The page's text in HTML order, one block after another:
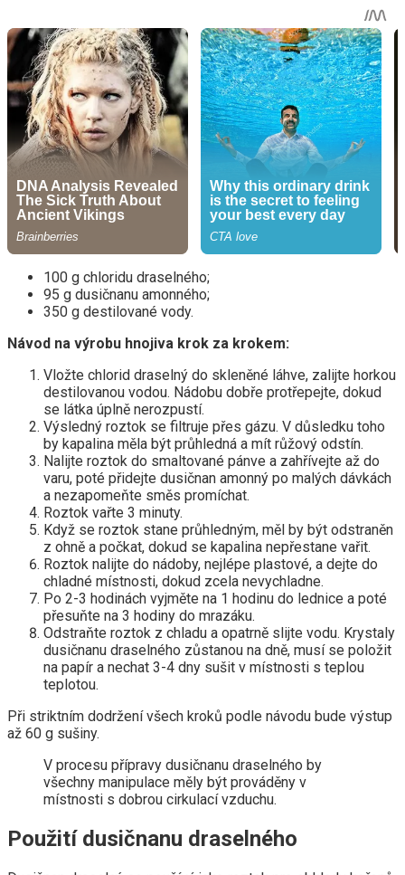
100 g chloridu draselného;
95 g dusičnanu amonného;
350 g destilované vody.
Návod na výrobu hnojiva krok za krokem:
Vložte chlorid draselný do skleněné láhve, zalijte horkou
destilovanou vodou. Nádobu dobře protřepejte, dokud
se látka úplně nerozpustí.
Výsledný roztok se filtruje přes gázu. V důsledku toho
by kapalina měla být průhledná a mít růžový odstín.
Nalijte roztok do smaltované pánve a zahřívejte až do
varu, poté přidejte dusičnan amonný po malých dávkách
a nezapomeňte směs promíchat.
Roztok vařte 3 minuty.
Když se roztok stane průhledným, měl by být odstraněn
z ohně a počkat, dokud se kapalina nepřestane vařit.
Roztok nalijte do nádoby, nejlépe plastové, a dejte do
chladné místnosti, dokud zcela nevychladne.
Po 2-3 hodinách vyjměte na 1 hodinu do lednice a poté
přesuňte na 3 hodiny do mrazáku.
Odstraňte roztok z chladu a opatrně slijte vodu. Krystaly
dusičnanu draselného zůstanou na dně, musí se položit
na papír a nechat 3-4 dny sušit v místnosti s teplou
teplotou.
Při striktním dodržení všech kroků podle návodu bude výstup
až 60 g sušiny.
V procesu přípravy dusičnanu draselného by
všechny manipulace měly být prováděny v
místnosti s dobrou cirkulací vzduchu.
Použití dusičnanu draselného